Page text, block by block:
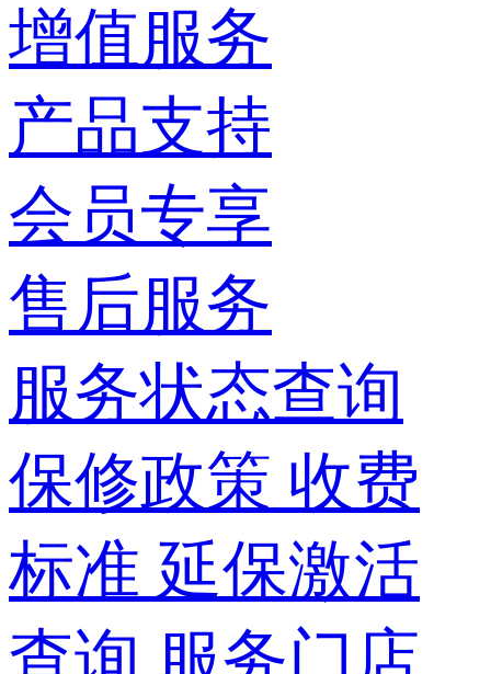
增值服务
产品支持
会员专享
售后服务
服务状态查询
保修政策 收费
标准 延保激活
查询 服务门店